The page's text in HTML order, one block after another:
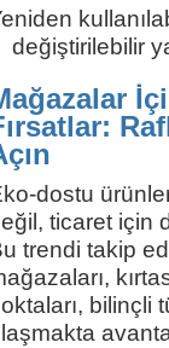
değiştirilebilir
dostu
ticaret için
trendi takip
bilinçli